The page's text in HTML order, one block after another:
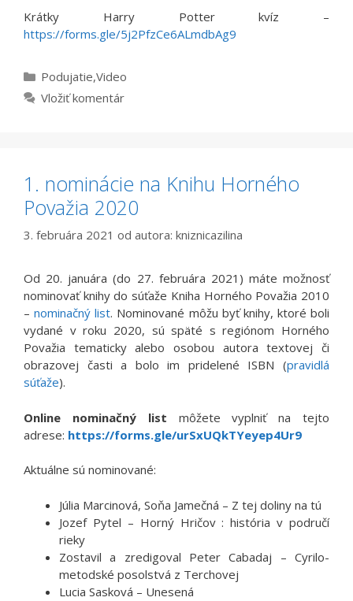
Krátky Harry Potter kvíz –
https://forms.gle/5j2PfzCe6ALmdbAg9
Kategórie
Podujatie,Video
Vložiť komentár
1. nominácie na Knihu Horného
Považia 2020
3. februára 2021 od autora: kniznicazilina
Od 20. januára (do 27. februára 2021) máte možnosť
nominovať knihy do súťaže Kniha Horného Považia 2010
–nominačný list. Nominované môžu byť knihy, ktoré boli
vydané v roku 2020, sú späté s regiónom Horného
Považia tematicky alebo osobou autora textovej či
obrazovej časti a bolo im pridelené ISBN (pravidlá
súťaže).
Online nominačný list môžete vyplniť na tejto
adrese: https://forms.gle/urSxUQkTYeyep4Ur9
Aktuálne sú nominované:
Júlia Marcinová, Soňa Jamečná – Z tej doliny na tú
Jozef Pytel – Horný Hričov : história v područí
rieky
Zostavil a zredigoval Peter Cabadaj – Cyrilo-
metodské posolstvá z Terchovej
Lucia Sasková – Unesená